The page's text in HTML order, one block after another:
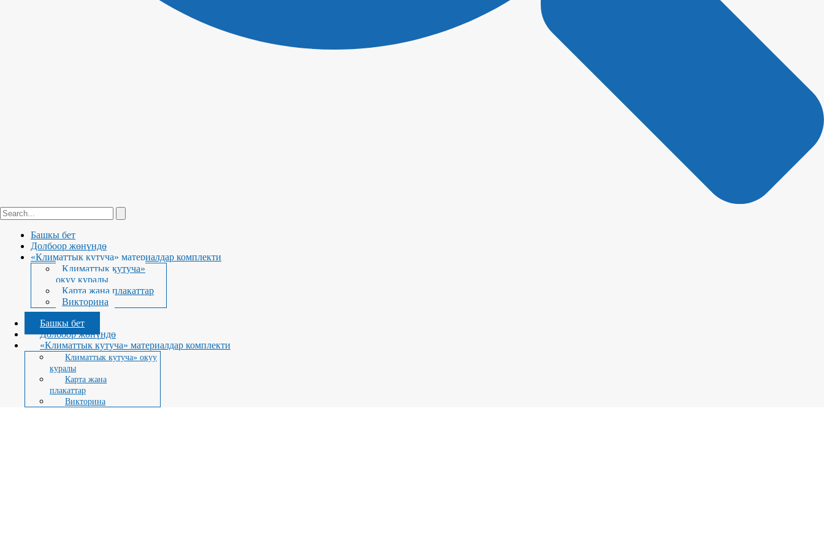
Башкы бет
Долбоор жөнүндө
«Климаттык кутуча» материалдар комплекти
Климаттык кутуча»
окуу куралы
Карта жана плакаттар
Викторина
Башкы бет
Долбоор жөнүндө
«Климаттык кутуча» материалдар комплекти
Климаттык кутуча» окуу
куралы
Карта жана
плакаттар
Викторина